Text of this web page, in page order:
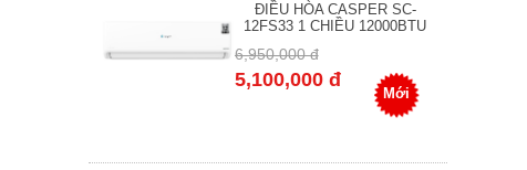
ĐIỀU HÒA CASPER SC-
12FS33 1 CHIỀU 12000BTU
6,950,000 đ
5,100,000 đ
Mới